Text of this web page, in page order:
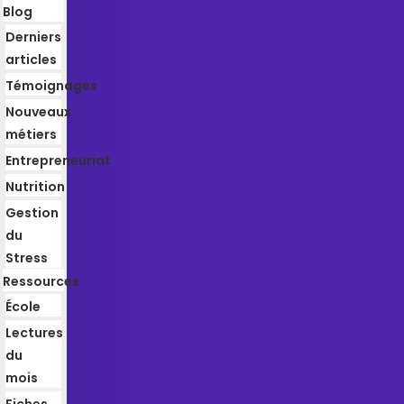
Blog
Derniers
articles
Témoignages
Nouveaux
métiers
Entrepreneuriat
Nutrition
Gestion
du
Stress
Ressources
École
Lectures
du
mois